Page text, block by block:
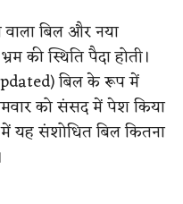
बिल और नया
की स्थिति पैदा होती।
बिल के रूप में
को संसद में पेश किया
यह संशोधित बिल कितना